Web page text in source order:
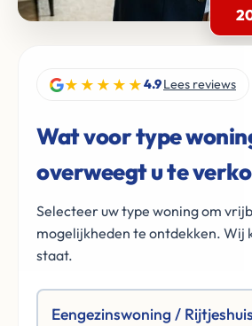
★★★★★4.9Lees reviews
Wat voor type
overweegt u te
Selecteer uw type woning om
mogelijkheden te ontdekken. Wij
staat.
Eengezinswoning / Rijtjeshuis